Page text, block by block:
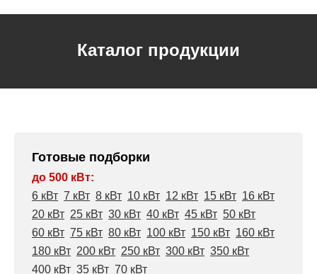
Каталог продукции
Готовые подборки
до 500 кВт:
6 кВт 7 кВт 8 кВт 10 кВт 12 кВт 15 кВт 16 кВт
20 кВт 25 кВт 30 кВт 40 кВт 45 кВт 50 кВт
60 кВт 75 кВт 80 кВт 100 кВт 150 кВт 160 кВт
180 кВт 200 кВт 250 кВт 300 кВт 350 кВт
400 кВт 35 кВт 70 кВт